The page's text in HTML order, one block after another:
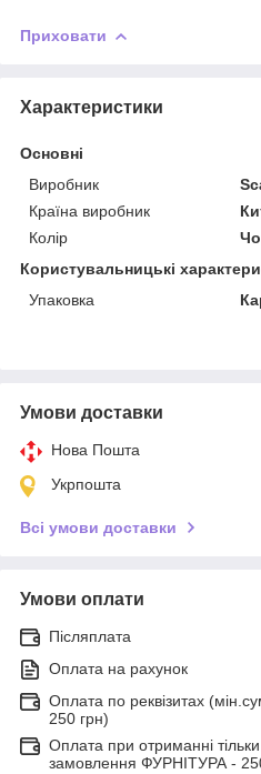
Приховати
Характеристики
Основні
Виробник
Країна виробник
Колір
Користувальницькі
Упаковка
Умови доставки
Нова Пошта
Укрпошта
Всі умови доставки
Умови оплати
Післяплата
Оплата на рахунок
Оплата по реквізитах
250 грн)
Оплата при отриманні
замовлення ФУРНІТУРА -